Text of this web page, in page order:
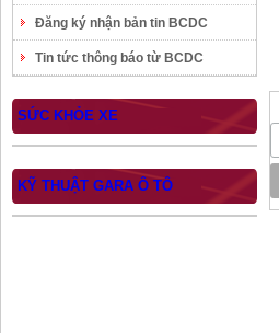
Đăng ký nhận bản tin BCDC
Tin tức thông báo từ BCDC
SỨC KHỎE XE
KỸ THUẬT GARA Ô TÔ